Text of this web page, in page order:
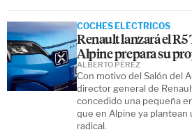
COCHES ELÉCTRICOS
Renault lanzará el
Alpine prepara su
Con motivo del Salón del
director general de
concedido una pequeña
que en Alpine ya plantean
radical.
ALBERTO PÉREZ